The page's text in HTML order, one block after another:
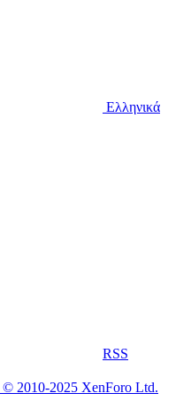
Ελληνικά
RSS
© 2010-2025 XenForo Ltd.